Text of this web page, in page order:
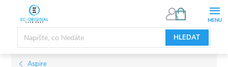
obsah
HLEDAT
NÁKUPNÍ
Aspire